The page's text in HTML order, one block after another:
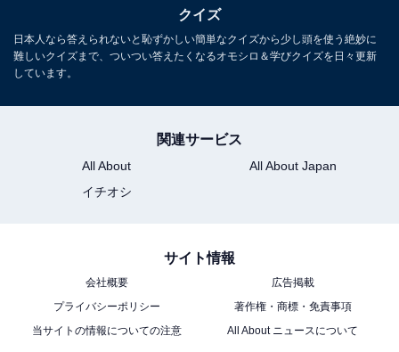
クイズ
日本人なら答えられないと恥ずかしい簡単なクイズから少し頭を使う絶妙に
難しいクイズまで、ついつい答えたくなるオモシロ＆学びクイズを日々更新
しています。
関連サービス
All About
All About Japan
イチオシ
サイト情報
会社概要
広告掲載
プライバシーポリシー
著作権・商標・免責事項
当サイトの情報についての注意
All About ニュースについて